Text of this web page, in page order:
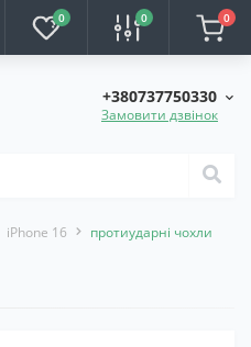
0 0 0
+380737750330
Замовити дзвінок
iPhone 16 протиударні чохли